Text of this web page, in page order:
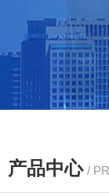
产品中心 /